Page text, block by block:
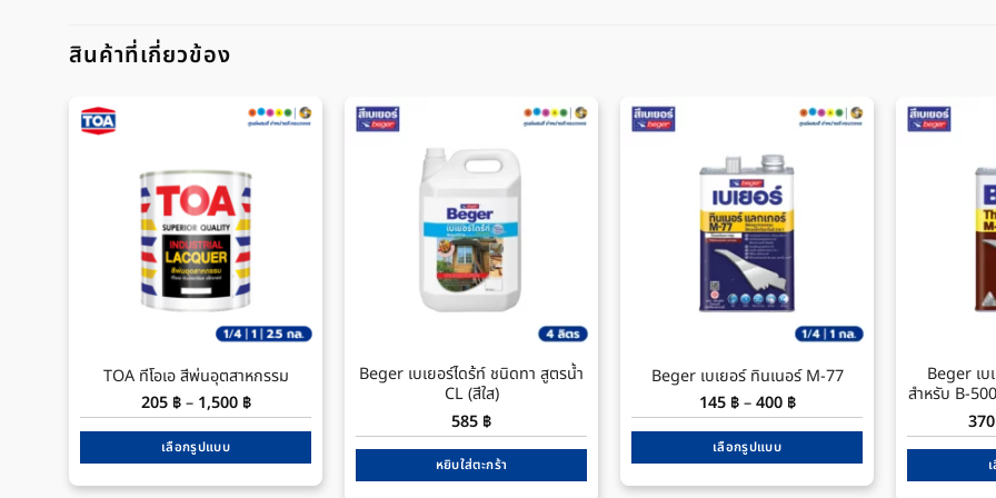
สินค้าที่เกี่ยวข้อง
TOA ทีโอเอ สีพ่นอุตสาหกรรม
205 ฿ – 1,500 ฿Price
range:
205 ฿
1,500 ฿
เลือกรูปแบบ
Beger เบเยอร์ไดร้ท์ ชนิดทา สูตรน้ำ
CL (สีใส)
585 ฿
หยิบใส่ตะกร้า
Beger เบเยอร์ ทินเนอร์ M-77
145 ฿ – 400 ฿Price
range:
145 ฿
400 ฿
เลือกรูปแบบ
Beger เบ
สำหรับ B-